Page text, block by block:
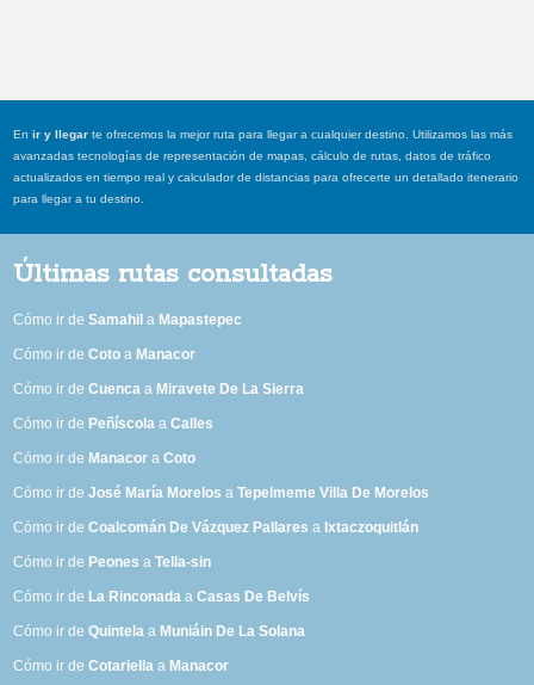
Enir y llegar te ofrecemos la mejor ruta para llegar a cualquier destino. Utilizamos las más
avanzadas tecnologías de representación de mapas, cálculo de rutas, datos de tráfico
actualizados en tiempo real y calculador de distancias para ofrecerte un detallado itenerario
para llegar a tu destino.
Últimas rutas consultadas
Cómo ir deSamahil a Mapastepec
Cómo ir deCoto a Manacor
Cómo ir deCuenca a Miravete De La Sierra
Cómo ir de Peñíscola aCalles
Cómo ir de Manacor aCoto
Cómo ir deJosé María Morelos aTepelmeme Villa De Morelos
Cómo ir deCoalcomán De Vázquez Pallares a Ixtaczoquitlán
Cómo ir de Peones aTella-sin
Cómo ir de La Rinconada aCasas De Belvís
Cómo ir deQuintela a Muniáin De La Solana
Cómo ir deCotariella a Manacor